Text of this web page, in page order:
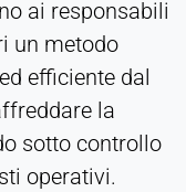
ai responsabili
un metodo
efficiente dal
la
sotto controllo
operativi.